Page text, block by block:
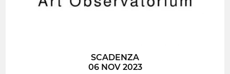
SCADENZA
06 NOV 2023